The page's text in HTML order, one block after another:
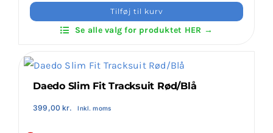
Brodering / Tryk
FAQ’s
Kontakt Invictus Fightwear
Fit
Tracksuit
&
antal
Tilføj til kurv
Se alle valg for produktet HER →
Daedo Slim Fit Tracksuit Rød/Blå
399,00kr. Inkl. moms